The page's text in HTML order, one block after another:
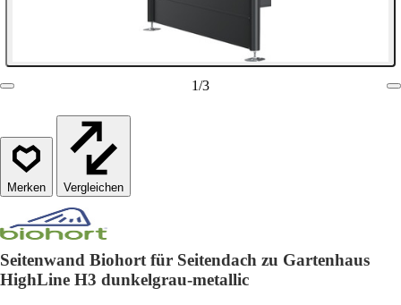
1/3
Vergleichen
Seitenwand Biohort für Seitendach zu Gartenhaus
HighLine H3 dunkelgrau-metallic